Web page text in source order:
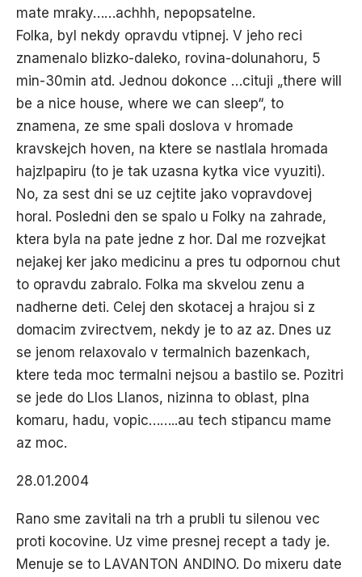
mate mraky……achhh, nepopsatelne.
Folka, byl nekdy opravdu vtipnej. V jeho reci
znamenalo blizko-daleko, rovina-dolunahoru, 5
min-30min atd. Jednou dokonce …cituji „there will
be a nice house, where we can sleep“, to
znamena, ze sme spali doslova v hromade
kravskejch hoven, na ktere se nastlala hromada
hajzlpapiru (to je tak uzasna kytka vice vyuziti).
No, za sest dni se uz cejtite jako vopravdovej
horal. Posledni den se spalo u Folky na zahrade,
ktera byla na pate jedne z hor. Dal me rozvejkat
nejakej ker jako medicinu a pres tu odpornou chut
to opravdu zabralo. Folka ma skvelou zenu a
nadherne deti. Celej den skotacej a hrajou si z
domacim zvirectvem, nekdy je to az az. Dnes uz
se jenom relaxovalo v termalnich bazenkach,
ktere teda moc termalni nejsou a bastilo se. Pozitri
se jede do Llos Llanos, nizinna to oblast, plna
komaru, hadu, vopic……..au tech stipancu mame
az moc.
28.01.2004
Rano sme zavitali na trh a prubli tu silenou vec
proti kocovine. Uz vime presnej recept a tady je.
Menuje se to LAVANTON ANDINO. Do mixeru date